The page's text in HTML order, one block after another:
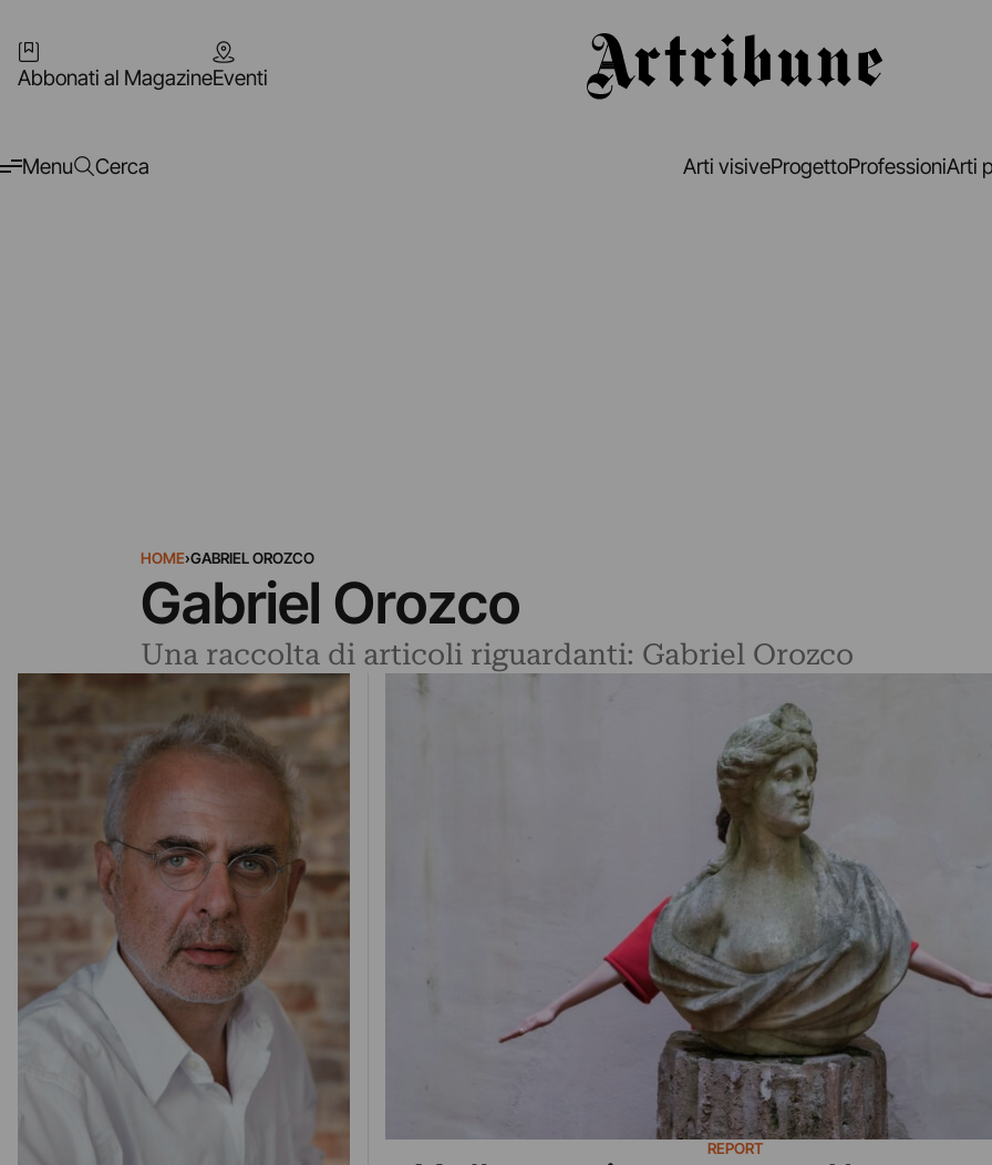
Abbonati al MagazineEventi
Menu Cerca Arti visiveProgettoProfessioniArti
HOME›GABRIEL OROZCO
Gabriel Orozco
Una raccolta di articoli riguardanti: Gabriel Orozco
REPORT